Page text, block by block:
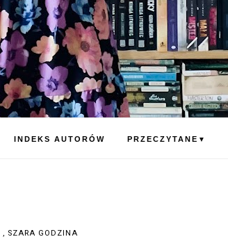
INDEKS AUTORÓW PRZECZYTANE ▼
, SZARA GODZINA